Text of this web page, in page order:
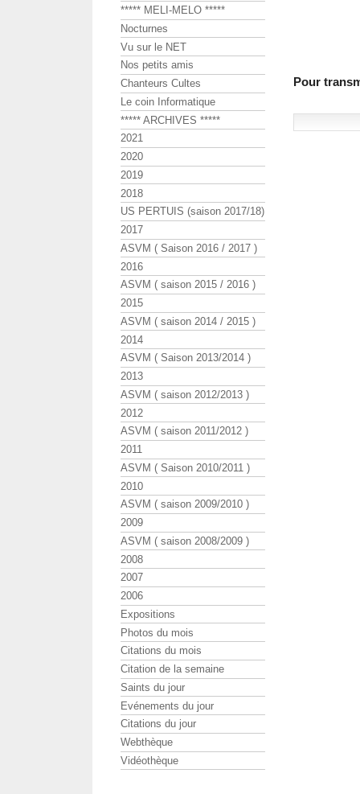
Pour
***** MELI-MELO *****
Nocturnes
Vu sur le NET
Nos petits amis
Chanteurs Cultes
Le coin Informatique
***** ARCHIVES *****
2021
2020
2019
2018
US PERTUIS (saison 2017/18)
2017
ASVM ( Saison 2016 / 2017 )
2016
ASVM ( saison 2015 / 2016 )
2015
ASVM ( saison 2014 / 2015 )
2014
ASVM ( Saison 2013/2014 )
2013
ASVM ( saison 2012/2013 )
2012
ASVM ( saison 2011/2012 )
2011
ASVM ( Saison 2010/2011 )
2010
ASVM ( saison 2009/2010 )
2009
ASVM ( saison 2008/2009 )
2008
2007
2006
Expositions
Photos du mois
Citations du mois
Citation de la semaine
Saints du jour
Evénements du jour
Citations du jour
Webthèque
Vidéothèque